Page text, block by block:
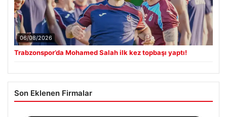
06/08/2026
Trabzonspor’da Mohamed Salah ilk kez topbaşı yaptı!
Son Eklenen Firmalar